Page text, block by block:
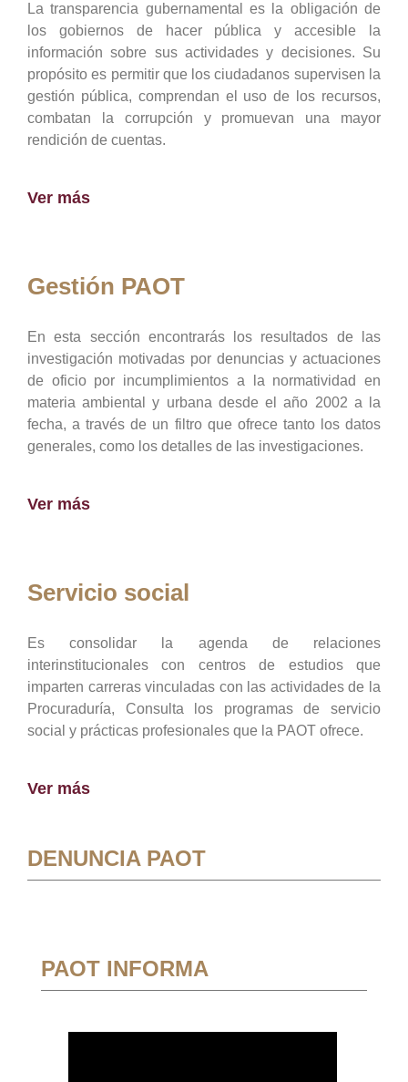
La transparencia gubernamental es la obligación de
los gobiernos de hacer pública y accesible la
información sobre sus actividades y decisiones. Su
propósito es permitir que los ciudadanos supervisen la
gestión pública, comprendan el uso de los recursos,
combatan la corrupción y promuevan una mayor
rendición de cuentas.
Ver más
Gestión PAOT
En esta sección encontrarás los resultados de las
investigación motivadas por denuncias y actuaciones
de oficio por incumplimientos a la normatividad en
materia ambiental y urbana desde el año 2002 a la
fecha, a través de un filtro que ofrece tanto los datos
generales, como los detalles de las investigaciones.
Ver más
Servicio social
Es consolidar la agenda de relaciones
interinstitucionales con centros de estudios que
imparten carreras vinculadas con las actividades de la
Procuraduría, Consulta los programas de servicio
social y prácticas profesionales que la PAOT ofrece.
Ver más
DENUNCIA PAOT
PAOT INFORMA